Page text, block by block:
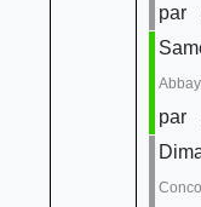
par
par